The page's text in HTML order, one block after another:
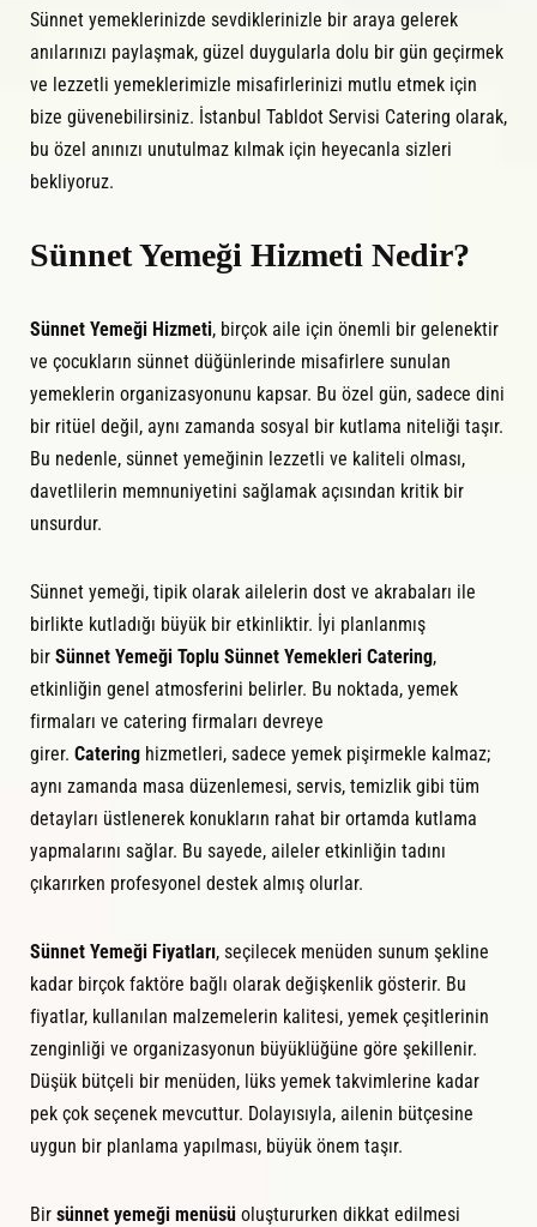
Sünnet yemeklerinizde sevdiklerinizle bir araya gelerek
anılarınızı paylaşmak, güzel duygularla dolu bir gün geçirmek
ve lezzetli yemeklerimizle misafirlerinizi mutlu etmek için
bize güvenebilirsiniz. İstanbul Tabldot Servisi Catering olarak,
bu özel anınızı unutulmaz kılmak için heyecanla sizleri
bekliyoruz.
Sünnet Yemeği Hizmeti Nedir?
Sünnet Yemeği Hizmeti, birçok aile için önemli bir gelenektir
ve çocukların sünnet düğünlerinde misafirlere sunulan
yemeklerin organizasyonunu kapsar. Bu özel gün, sadece dini
bir ritüel değil, aynı zamanda sosyal bir kutlama niteliği taşır.
Bu nedenle, sünnet yemeğinin lezzetli ve kaliteli olması,
davetlilerin memnuniyetini sağlamak açısından kritik bir
unsurdur.
Sünnet yemeği, tipik olarak ailelerin dost ve akrabaları ile
birlikte kutladığı büyük bir etkinliktir. İyi planlanmış
bir Sünnet Yemeği Toplu Sünnet Yemekleri Catering,
etkinliğin genel atmosferini belirler. Bu noktada, yemek
firmaları ve catering firmaları devreye
girer. Catering hizmetleri, sadece yemek pişirmekle kalmaz;
aynı zamanda masa düzenlemesi, servis, temizlik gibi tüm
detayları üstlenerek konukların rahat bir ortamda kutlama
yapmalarını sağlar. Bu sayede, aileler etkinliğin tadını
çıkarırken profesyonel destek almış olurlar.
Sünnet Yemeği Fiyatları, seçilecek menüden sunum şekline
kadar birçok faktöre bağlı olarak değişkenlik gösterir. Bu
fiyatlar, kullanılan malzemelerin kalitesi, yemek çeşitlerinin
zenginliği ve organizasyonun büyüklüğüne göre şekillenir.
Düşük bütçeli bir menüden, lüks yemek takvimlerine kadar
pek çok seçenek mevcuttur. Dolayısıyla, ailenin bütçesine
uygun bir planlama yapılması, büyük önem taşır.
Bir sünnet yemeği menüsü oluştururken dikkat edilmesi